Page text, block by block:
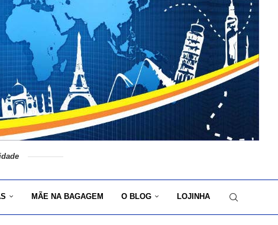
MÃE NA BAGAGEM O BLOG LOJINHA